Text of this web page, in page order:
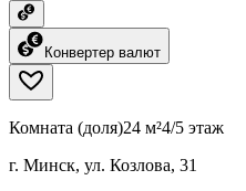
Конвертер валют
Комната (доля)24 м²4/5 этаж
г. Минск, ул. Козлова, 31